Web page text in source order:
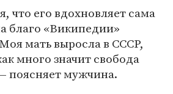
что его вдохновляет сама
благо «Википедии»
мать выросла в СССР,
много значит свобода
поясняет мужчина.